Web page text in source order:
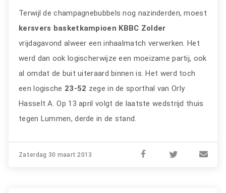
Terwijl de champagnebubbels nog nazinderden, moest
kersvers basketkampioen KBBC Zolder
vrijdagavond alweer een inhaalmatch verwerken. Het
werd dan ook logischerwijze een moeizame partij, ook
al omdat de buit uiteraard binnen is. Het werd toch
een logische 23-52 zege in de sporthal van Orly
Hasselt A. Op 13 april volgt de laatste wedstrijd thuis
tegen Lummen, derde in de stand.
Zaterdag 30 maart 2013